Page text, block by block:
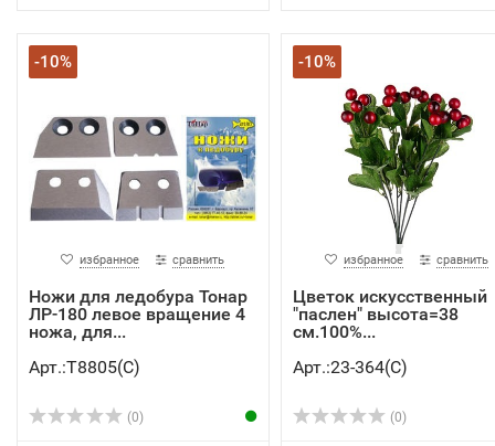
-10%
избранное сравнить
Ножи для ледобура Тонар
ЛР-180 левое вращение 4
ножа, для...
Арт.:Т8805(C)
(0)
-10%
избранное сравнить
Цветок искусственный
"паслен" высота=38
см.100%...
Арт.:23-364(C)
(0)